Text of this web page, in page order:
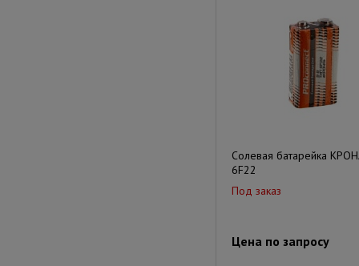
Солевая батарейка
6F22
Под заказ
Цена по запросу